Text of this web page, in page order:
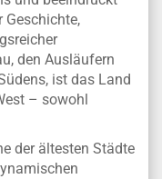
den Ausläufern
ist das Land
– sowohl
der ältesten Städte